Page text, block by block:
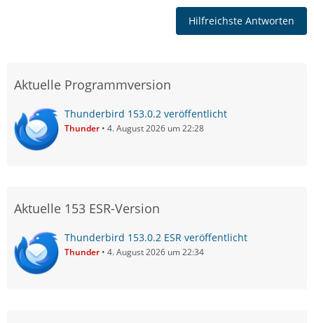
Hilfreichste Antworten
Aktuelle Programmversion
Thunderbird 153.0.2 veröffentlicht
Thunder 4. August 2026 um 22:28
Aktuelle 153 ESR-Version
Thunderbird 153.0.2 ESR veröffentlicht
Thunder 4. August 2026 um 22:34